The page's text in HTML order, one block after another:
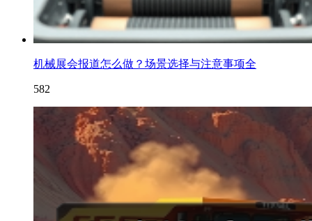
机械展会报道怎么做？场景选择与注意事项全
582